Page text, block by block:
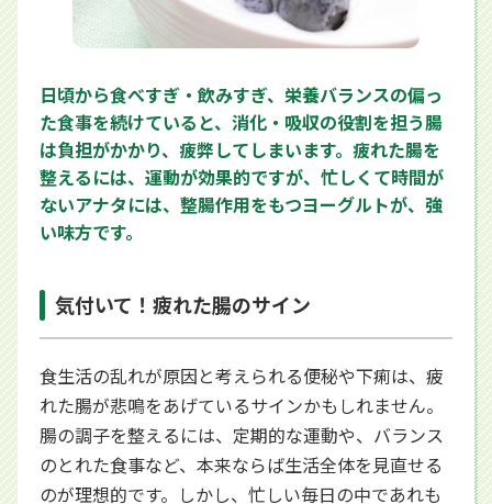
日頃から食べすぎ・飲みすぎ、栄養バランスの偏っ
た食事を続けていると、消化・吸収の役割を担う腸
は負担がかかり、疲弊してしまいます。疲れた腸を
整えるには、運動が効果的ですが、忙しくて時間が
ないアナタには、整腸作用をもつヨーグルトが、強
い味方です。
気付いて！疲れた腸のサイン
食生活の乱れが原因と考えられる便秘や下痢は、疲
れた腸が悲鳴をあげているサインかもしれません。
腸の調子を整えるには、定期的な運動や、バランス
のとれた食事など、本来ならば生活全体を見直せる
のが理想的です。しかし、忙しい毎日の中であれも